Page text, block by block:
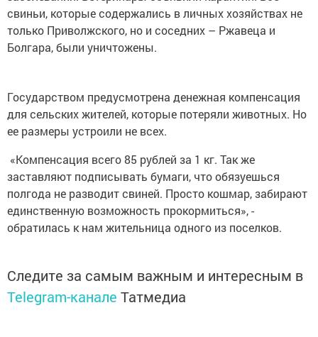
свиньи, которые содержались в личных хозяйствах не
только Приволжского, но и соседних – Ржавеца и
Болгара, были уничтожены.
Государством предусмотрена денежная компенсация
для сельских жителей, которые потеряли животных. Но
ее размеры устроили не всех.
«Компенсация всего 85 рублей за 1 кг. Так же
заставляют подписывать бумаги, что обязуешься
полгода не разводит свиней. Просто кошмар, забирают
единственную возможность прокормиться», -
обратилась к нам жительница одного из поселков.
Следите за самым важным и интересным в
Telegram-канале Татмедиа